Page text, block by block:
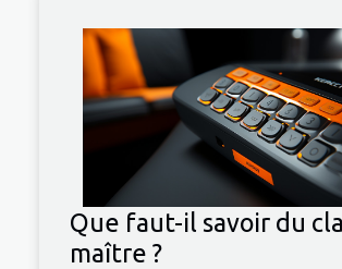
Que faut-il savoir du
maître ?